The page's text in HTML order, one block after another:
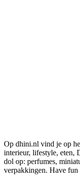
Op dhini.nl vind je op
interieur, lifestyle, eten,
dol op: perfumes,
verpakkingen. Have